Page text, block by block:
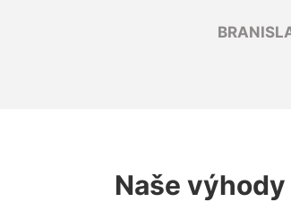
Naše výhody